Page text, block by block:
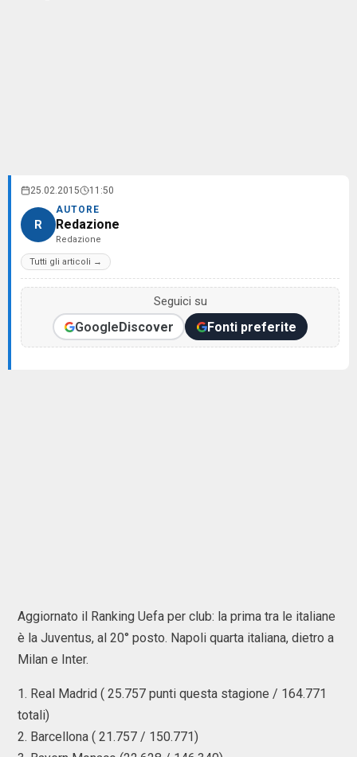
25.02.2015 11:50
R
AUTORE
Redazione
Redazione
Tutti gli articoli →
Seguici su
GoogleDiscover Fonti preferite
Aggiornato il Ranking Uefa per club: la prima tra le italiane
è la Juventus, al 20° posto. Napoli quarta italiana, dietro a
Milan e Inter.
1. Real Madrid ( 25.757 punti questa stagione / 164.771
totali)
2. Barcellona ( 21.757 / 150.771)